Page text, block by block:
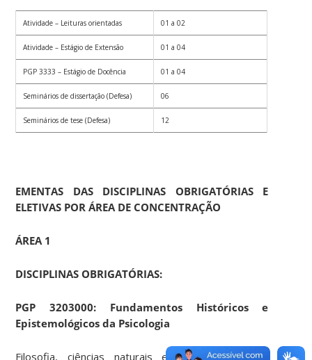
Atividade – Leituras orientadas 01 a 02
Atividade – Estágio de Extensão 01 a 04
PGP 3333 – Estágio de Docência 01 a 04
Seminários de dissertação (Defesa) 06
Seminários de tese (Defesa) 12
EMENTAS DAS DISCIPLINAS OBRIGATÓRIAS E
ELETIVAS POR ÁREA DE CONCENTRAÇÃO
ÁREA 1
DISCIPLINAS OBRIGATÓRIAS:
PGP 3203000: Fundamentos Históricos e
Epistemológicos da Psicologia
Filosofia, ciências naturais e ciências humanas.